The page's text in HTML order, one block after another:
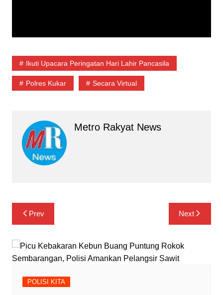
Ikuti Upacara Peringatan Hari Lahir Pancasila
Polres Kukar Secara Virtual
Metro Rakyat News
Navigasi
pos
Prev Next
POLISI KITA